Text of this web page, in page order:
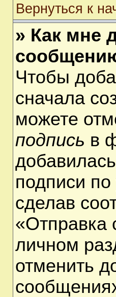
Вернуться к
» Как мне
Чтобы
сначала
можете
подпись в
подписи
сделав
«Отправка
личном
отменить